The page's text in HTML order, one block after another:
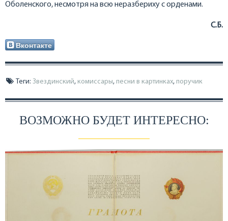
Оболенского, несмотря на всю неразбериху с орденами.
С.Б.
Вконтакте
Теги: Звездинский, комиссары, песни в картинках, поручик
ВОЗМОЖНО БУДЕТ ИНТЕРЕСНО: